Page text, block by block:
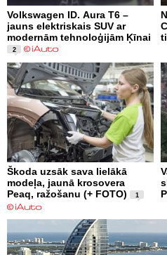
Volkswagen ID. Aura T6 –
jauns elektriskais SUV ar
modernām tehnoloģijām Ķīnai
2
Škoda uzsāk sava lielākā
modeļa, jaunā krosovera
Peaq, ražošanu (+ FOTO)
1